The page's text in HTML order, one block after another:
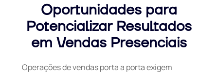
Oportunidades para
Potencializar Resultados
em Vendas Presenciais
Operações de vendas porta a porta exigem